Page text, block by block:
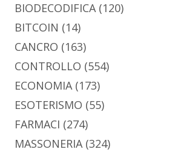
BIODECODIFICA(120)
BITCOIN (14)
CANCRO (163)
CONTROLLO (554)
ECONOMIA(173)
ESOTERISMO (55)
FARMACI (274)
MASSONERIA(324)